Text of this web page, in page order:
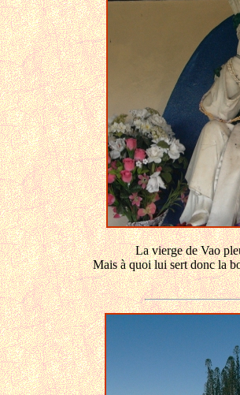
La vierge de Vao
Mais à quoi lui sert donc la